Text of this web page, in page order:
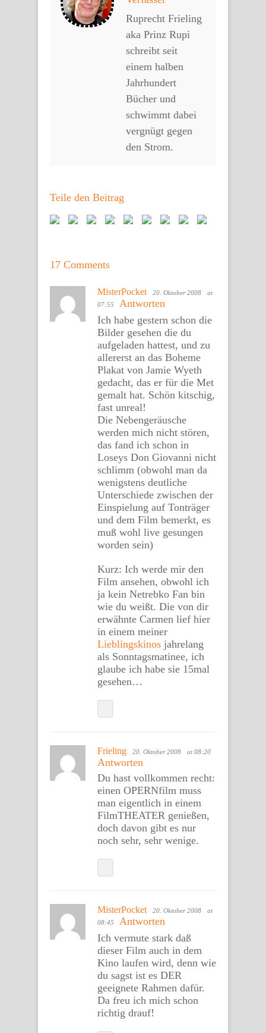
Ruprecht Frieling
aka Prinz Rupi
schreibt seit
einem halben
Jahrhundert
Bücher und
schwimmt dabei
vergnügt gegen
den Strom.
Teile den Beitrag
17 Comments
MisterPocket 20. Oktober 2008
at
07:55
Antworten
Ich habe gestern schon die
Bilder gesehen die du
aufgeladen hattest, und zu
allererst an das Boheme
Plakat von Jamie Wyeth
gedacht, das er für die Met
gemalt hat. Schön kitschig,
fast unreal!
Die Nebengeräusche
werden mich nicht stören,
das fand ich schon in
Loseys Don Giovanni nicht
schlimm (obwohl man da
wenigstens deutliche
Unterschiede zwischen der
Einspielung auf Tonträger
und dem Film bemerkt, es
muß wohl live gesungen
worden sein)
Kurz: Ich werde mir den
Film ansehen, obwohl ich
ja kein Netrebko Fan bin
wie du weißt. Die von dir
erwähnte Carmen lief hier
in einem meiner
Lieblingskinos jahrelang
als Sonntagsmatinee, ich
glaube ich habe sie 15mal
gesehen…
Frieling 20. Oktober 2008 at 08:20
Antworten
Du hast vollkommen recht:
einen OPERNfilm muss
man eigentlich in einem
FilmTHEATER genießen,
doch davon gibt es nur
noch sehr, sehr wenige.
MisterPocket 20. Oktober 2008
at
08:45
Antworten
Ich vermute stark daß
dieser Film auch in dem
Kino laufen wird, denn wie
du sagst ist es DER
geeignete Rahmen dafür.
Da freu ich mich schon
richtig drauf!